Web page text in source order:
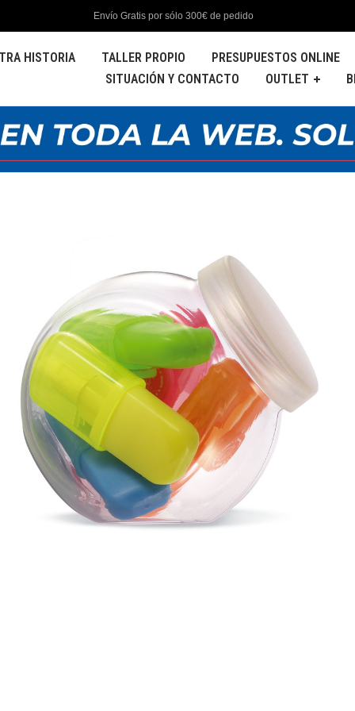
Envío Gratis por sólo 300€ de pedido
HISTORIA TALLER PROPIO PRESUPUESTOS ONLINE
SITUACIÓN Y CONTACTO
OUTLET